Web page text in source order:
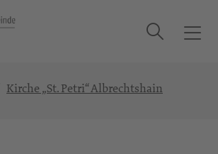
T
Suche
Kirche „St. Petri“ Albrechtshain